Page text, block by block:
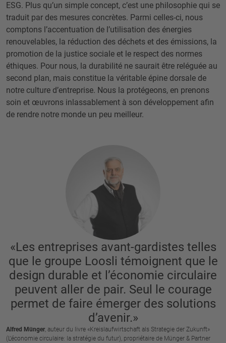
ESG. Plus qu’un simple concept, c’est une philosophie qui se
traduit par des mesures concrètes. Parmi celles-ci, nous
comptons l’accentuation de l’utilisation des énergies
renouvelables, la réduction des déchets et des émissions, la
promotion de la justice sociale et le respect des normes
éthiques. Pour nous, la durabilité ne saurait être reléguée au
second plan, mais constitue la véritable épine dorsale de
notre culture d’entreprise. Nous la protégeons, en prenons
soin et œuvrons inlassablement à son développement afin
de rendre notre monde un peu meilleur.
«Les entreprises avant-gardistes telles
que le groupe Loosli témoignent que le
design durable et l’économie circulaire
peuvent aller de pair. Seul le courage
permet de faire émerger des solutions
d’avenir.»
Alfred Münger, auteur du livre «Kreislaufwirtschaft als Strategie der Zukunft»
(L’économie circulaire: la stratégie du futur), propriétaire de Münger & Partner